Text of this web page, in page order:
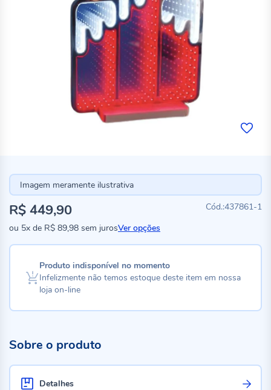
Imagem meramente ilustrativa
437861-1
R$ 449,90
ou 5x de R$ 89,98 sem jurosVer opções
Produto indisponível no momento
Infelizmente não temos estoque deste item em nossa
loja on-line
Sobre o produto
Detalhes